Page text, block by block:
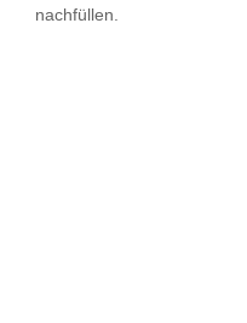
nachfüllen.